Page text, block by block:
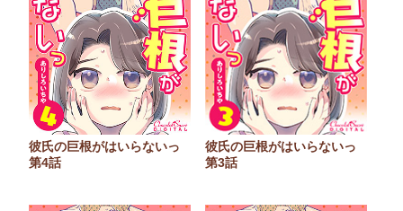
彼氏の巨根がはいらないっ
第4話
彼氏の巨根がはいらないっ
第3話